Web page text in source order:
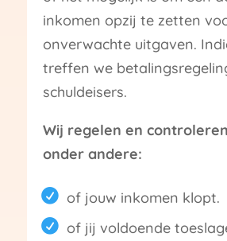
inkomen opzij te zetten
onverwachte uitgaven.
treffen we
schuldeisers.
Wij regelen en
onder andere:
of jouw inkomen klopt.
of jij voldoende